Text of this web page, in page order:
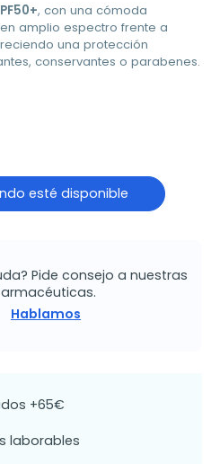
, con una cómoda
amplio espectro frente a
una protección
conservantes o parabenes.
esté disponible
Pide consejo a nuestras
Hablamos
+65€
laborables